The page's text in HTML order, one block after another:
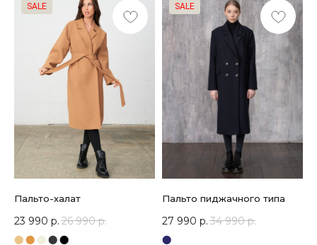
SALE
Пальто-халат
23 990 р. 26 990 р.
⬤ ⬤ ⬤ ⬤ ⬤
SALE
Пальто пиджачного типа
27 990 р. 34 990 р.
⬤